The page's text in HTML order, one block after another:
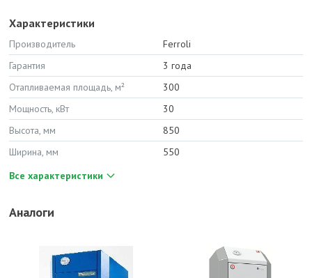
Характеристики
Производитель
Ferroli
Гарантия
3 года
Отапливаемая площадь, м²
300
Мощность, кВт
30
Высота, мм
850
Ширина, мм
550
Все характеристики
Аналоги